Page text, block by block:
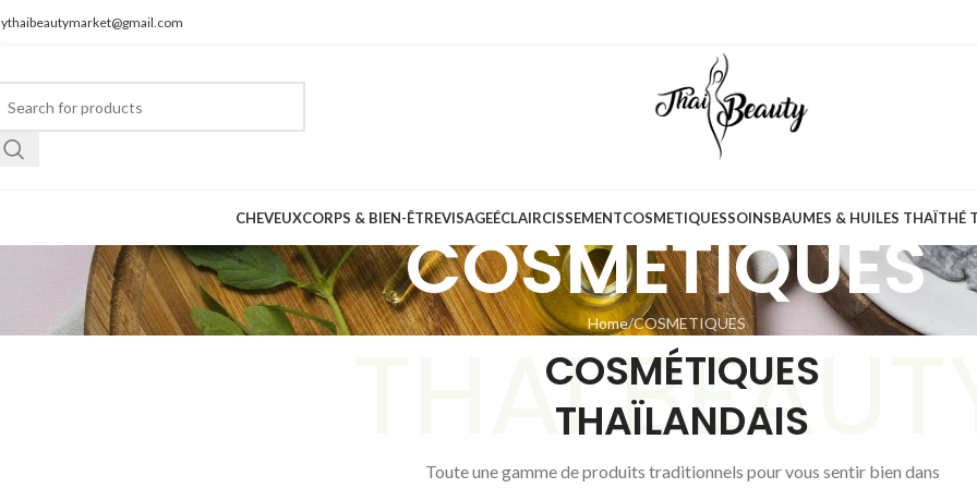
CHEVEUXCORPS & BIEN-ÊTREVISAGEÉCLAIRCISSEMENTCOSMETIQUESSOINSBAUMES & HUILES THAÏTHÉ
COSMETIQUES
Home COSMETIQUES
THAI BEAUTY
COSMÉTIQUES
THAÏLANDAIS
Toute une gamme de produits traditionnels pour vous sentir bien dans